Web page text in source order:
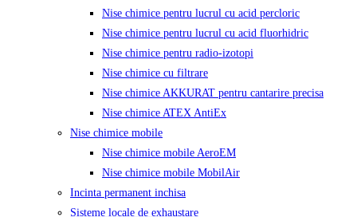
Nise chimice pentru lucrul cu acid percloric
Nise chimice pentru lucrul cu acid fluorhidric
Nise chimice pentru radio-izotopi
Nise chimice cu filtrare
Nise chimice AKKURAT pentru cantarire precisa
Nise chimice ATEX AntiEx
Nise chimice mobile
Nise chimice mobile AeroEM
Nise chimice mobile MobilAir
Incinta permanent inchisa
Sisteme locale de exhaustare